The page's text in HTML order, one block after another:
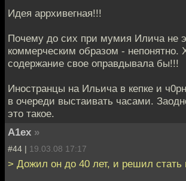
Идея аррхивегная!!!
Почему до сих при мумия Илича не
коммерческим образом - непонятно.
содержание свое оправдывала бы!!!
Иностранцы на Ильича в кепке и
в очереди выстаивать часами.
это такое.
A1ex »
#44 | 19.03.08 17:17
> Дожил он до 40 лет, и решил стать